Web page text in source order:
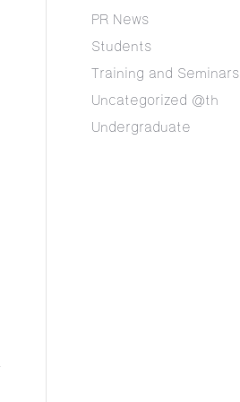
PR News
Students
Training and Seminars
Uncategorized @th
Undergraduate